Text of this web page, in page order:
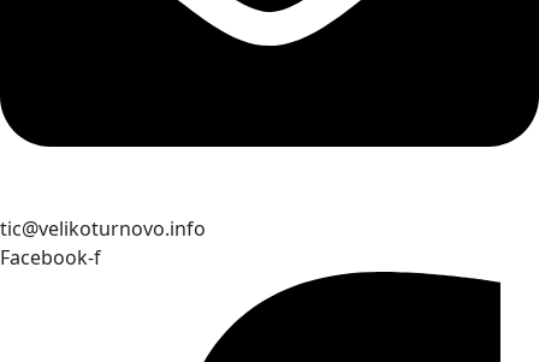
tic@velikoturnovo.info
Facebook-f